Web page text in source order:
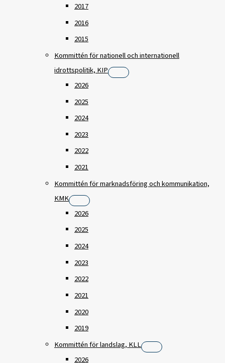
2017
2016
2015
Kommittén för nationell och internationell
idrottspolitik, KIP
2026
2025
2024
2023
2022
2021
Kommittén för marknadsföring och kommunikation,
KMK
2026
2025
2024
2023
2022
2021
2020
2019
Kommittén för landslag, KLL
2026